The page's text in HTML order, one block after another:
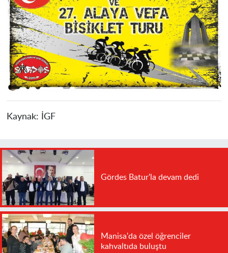
Kaynak: İGF
Gördes Batur'la devam dedi
Manisa'da özel öğrenciler
kahvaltıda buluştu